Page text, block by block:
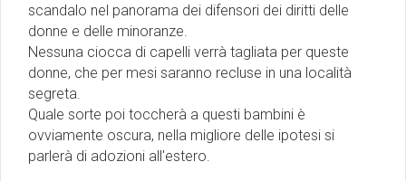
scandalo nel panorama dei difensori dei diritti delle
donne e delle minoranze.
Nessuna ciocca di capelli verrà tagliata per queste
donne, che per mesi saranno recluse in una località
segreta.
Quale sorte poi toccherà a questi bambini è
ovviamente oscura, nella migliore delle ipotesi si
parlerà di adozioni all'estero.